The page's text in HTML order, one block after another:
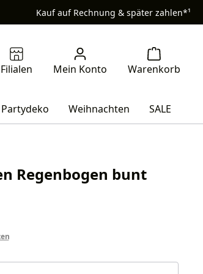
Kauf auf Rechnung & später zahlen*¹
Partydeko Weihnachten SALE
Regenbogen bunt